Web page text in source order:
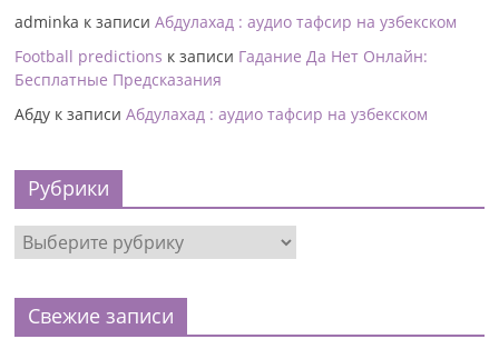
adminka к записиАбдулахад : аудио тафсир на узбекском
Football predictions к записи Гадание Да Нет Онлайн:
Бесплатные Предсказания
Абду к записиАбдулахад : аудио тафсир на узбекском
Рубрики
Свежие записи